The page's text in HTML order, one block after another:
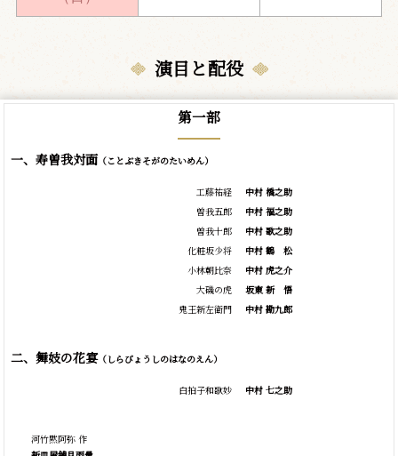
演目と配役
第一部
一、寿曽我対面（ことぶきそがのたいめん）
工藤祐経
曽我五郎
曽我十郎
化粧坂少将
小林朝比奈
大磯の虎
鬼王新左衛門
中村 橋之助
中村 福之助
中村 歌之助
中村 鶴
松
中村 虎之介
坂東 新
悟
中村 勘九郎
二、舞妓の花宴（しらびょうしのはなのえん）
白拍子和歌妙 中村 七之助
河竹黙阿弥 作